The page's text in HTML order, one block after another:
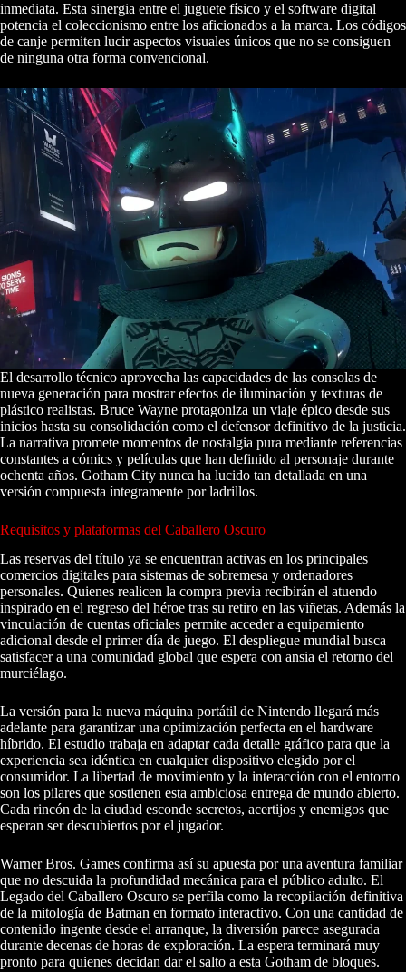
inmediata. Esta sinergia entre el juguete físico y el software digital
potencia el coleccionismo entre los aficionados a la marca. Los códigos
de canje permiten lucir aspectos visuales únicos que no se consiguen
de ninguna otra forma convencional.
El desarrollo técnico aprovecha las capacidades de las consolas de
nueva generación para mostrar efectos de iluminación y texturas de
plástico realistas. Bruce Wayne protagoniza un viaje épico desde sus
inicios hasta su consolidación como el defensor definitivo de la justicia.
La narrativa promete momentos de nostalgia pura mediante referencias
constantes a cómics y películas que han definido al personaje durante
ochenta años. Gotham City nunca ha lucido tan detallada en una
versión compuesta íntegramente por ladrillos.
Requisitos y plataformas del Caballero Oscuro
Las reservas del título ya se encuentran activas en los principales
comercios digitales para sistemas de sobremesa y ordenadores
personales. Quienes realicen la compra previa recibirán el atuendo
inspirado en el regreso del héroe tras su retiro en las viñetas. Además la
vinculación de cuentas oficiales permite acceder a equipamiento
adicional desde el primer día de juego. El despliegue mundial busca
satisfacer a una comunidad global que espera con ansia el retorno del
murciélago.
La versión para la nueva máquina portátil de Nintendo llegará más
adelante para garantizar una optimización perfecta en el hardware
híbrido. El estudio trabaja en adaptar cada detalle gráfico para que la
experiencia sea idéntica en cualquier dispositivo elegido por el
consumidor. La libertad de movimiento y la interacción con el entorno
son los pilares que sostienen esta ambiciosa entrega de mundo abierto.
Cada rincón de la ciudad esconde secretos, acertijos y enemigos que
esperan ser descubiertos por el jugador.
Warner Bros. Games confirma así su apuesta por una aventura familiar
que no descuida la profundidad mecánica para el público adulto. El
Legado del Caballero Oscuro se perfila como la recopilación definitiva
de la mitología de Batman en formato interactivo. Con una cantidad de
contenido ingente desde el arranque, la diversión parece asegurada
durante decenas de horas de exploración. La espera terminará muy
pronto para quienes decidan dar el salto a esta Gotham de bloques.